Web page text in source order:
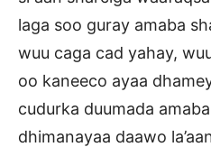
laga soo guray amaba
wuu caga cad yahay,
oo kaneeco ayaa
cudurka duumada
dhimanayaa daawo